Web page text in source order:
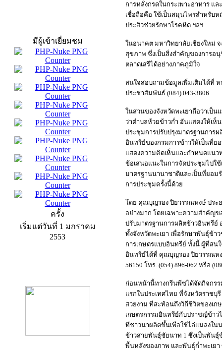
มีผู้เข้าเยี่ยมชม
ครั้ง
เริ่มแต่วันที่ 1 มกราคม
2553
การหลั่งกรดในกระเพาะอาหาร แ
เชื่อถือคือ ใช้เป็นสมุนไพรสำหรับ
ประสิวช่วยรักษาโรคหิด ฯลฯ
ในอนาคต มหาวิทยาลัยเชียงใหม่
สุขภาพ ซึ่งเป็นสิ่งสำคัญของการอ
ตลาดเสรีได้อย่างภาคภูมิใจ
สนใจสอบถามข้อมูลเพิ่มเติมได้ที่ ห
ประชาสัมพันธ์ (084) 043-3806
ในส่วนของจังหวัดพะเยาถือว่าเป็
ว่าตำบลห้วยข้าวก่ำ อันแสดงให้เห็
ประชุมการปรับปรุงมาตรฐานการ
อินทรีย์ของกรมการข้าวให้เป็นที่ย
แสดงความคิดเห็นและกำหนดแนว
ข้อเสนอแนะในการจัดประชุมไปใ
มาตรฐานนานาชาติและเป็นที่ยอม
การประชุมครั้งนี้ด้วย
โดย คุณบุญรอง ปิยวรรณหงษ์ ประธ
อย่างมาก โดยเฉพาะความสำคัญ
ปรับมาตรฐานการผลิตข้าวอินทรีย์
ทั้งจังหวัดพะเยา เพื่อรักษาพันธุ์ข้า
การเกษตรแบบอินทรีย์ ทั้งนี้ ผู้ที่สน
อินทรีย์ได้ที่ คุณบุญรอง ปิยวรรณหง
56150 โทร. (054) 896-062 หรือ
ก่อนหน้านี้ทางกรีนพีซได้จัดกิจกรร
แรกในประเทศไทย ที่จังหวัดราชบุ
สวยงาม ที่สะท้อนถึงวิถีชีวิตของเก
เกษตรกรรมอินทรีย์กับปราชญ์ข้า
ที่ชาวนาผลิตขึ้นเพื่อใช้ไล่แมลงใน
ข้าวสายพันธุ์ชัยนาท 1 ซึ่งเป็นพันธุ์
พื้นหลังของภาพ และพันธุ์ก่ำพะเยา